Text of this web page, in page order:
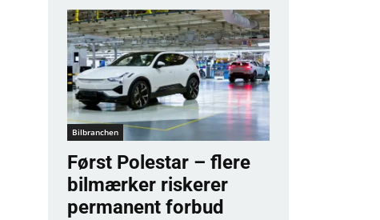
Bilbranchen
Først Polestar – flere
bilmærker riskerer
permanent forbud